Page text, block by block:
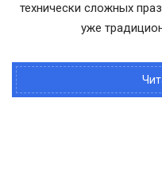
технически сложных
уже